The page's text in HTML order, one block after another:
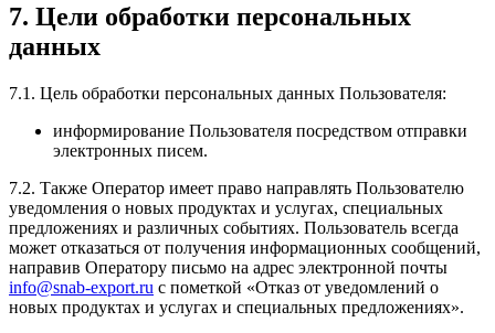
7. Цели обработки персональных
данных
7.1. Цель обработки персональных данных Пользователя:
информирование Пользователя посредством отправки
электронных писем.
7.2. Также Оператор имеет право направлять Пользователю
уведомления о новых продуктах и услугах, специальных
предложениях и различных событиях. Пользователь всегда
может отказаться от получения информационных сообщений,
направив Оператору письмо на адрес электронной почты
info@snab-export.ru с пометкой «Отказ от уведомлений о
новых продуктах и услугах и специальных предложениях».